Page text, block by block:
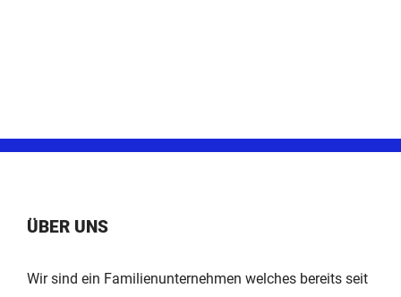
ÜBER UNS
Wir sind ein Familienunternehmen welches bereits seit